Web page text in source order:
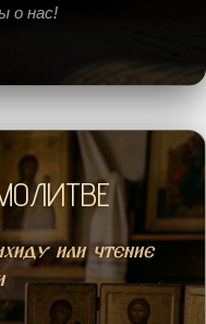
о нас!
или чтение